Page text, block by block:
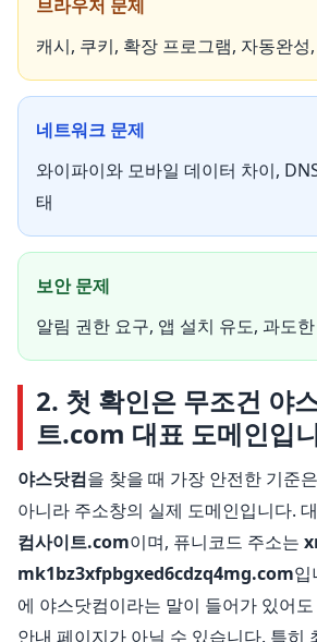
브라우저 문제
캐시, 쿠키, 확장 프로그램, 자동완성
네트워크 문제
와이파이와 모바일 데이터 차이,
태
보안 문제
알림 권한 요구, 앱 설치 유도, 과도
2. 첫 확인은 무조건 야
트.com 대표 도메인입
야스닷컴을 찾을 때 가장 안전한 기준
아니라 주소창의 실제 도메인입니다.
컴사이트.com이며, 퓨니코드 주소는
mk1bz3xfpbgxed6cdzq4mg.com입
에 야스닷컴이라는 말이 들어가 있어
안내 페이지가 아닐 수 있습니다. 특히